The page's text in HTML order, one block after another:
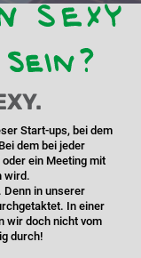
Start-ups, bei dem
dem bei jeder
ein Meeting mit
wird.
Denn in unserer
In einer
wir doch nicht vom
durch!